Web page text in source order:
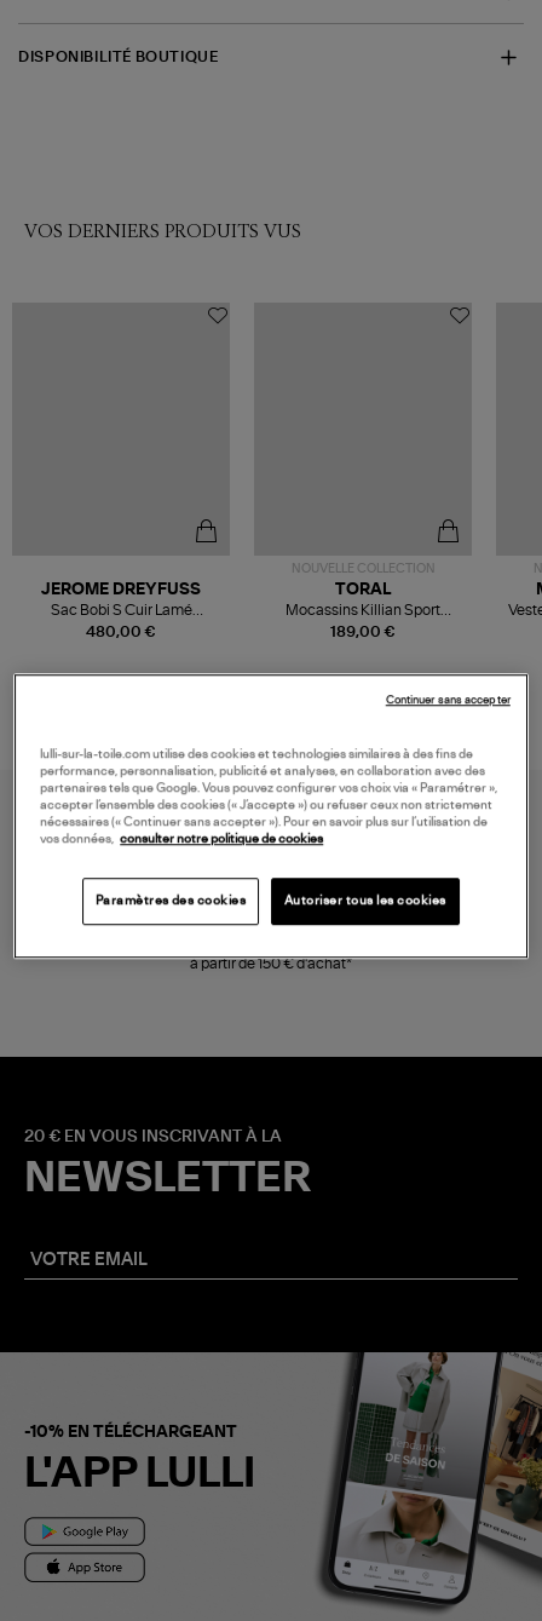
DISPONIBILITÉ BOUTIQUE
VOS DERNIERS PRODUITS VUS
480,00 €
JEROME DREYFUSS
Sac Bobi S Cuir Lamé
Champagne
NOUVELLE COLLECTION
189,00 €
TORAL
Mocassins Killian Sport
Mousse
à partir de 150 € d'achat*
20 € EN VOUS INSCRIVANT À LA
NEWSLETTER
-10% EN TÉLÉCHARGEANT
L'APP LULLI
lulli-sur-la-toile.com utilise des cookies et technologies similaires à des fins de
performance, personnalisation, publicité et analyses, en collaboration avec des
partenaires tels que Google. Vous pouvez configurer vos choix via « Paramétrer »,
accepter l’ensemble des cookies (« J’accepte ») ou refuser ceux non strictement
nécessaires (« Continuer sans accepter »). Pour en savoir plus sur l’utilisation de
vos données,
consulter notre politique de cookies
Paramètres des cookies Autoriser tous les cookies
Continuer sans accepter